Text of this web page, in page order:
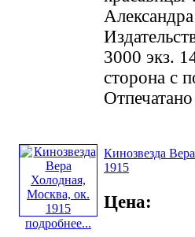
3000 экз.
сторона с
подробнее...
Кинозвезда
1915
Цена: